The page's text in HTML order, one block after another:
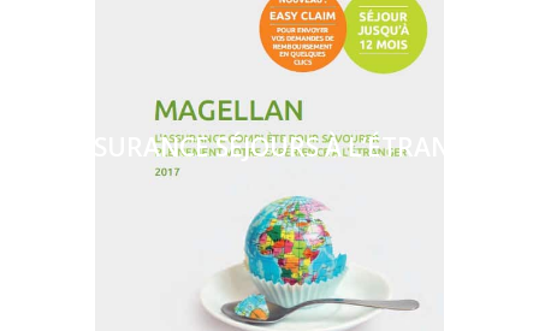
ASSURANCE SÉJOURS À L’ÉTRANGER